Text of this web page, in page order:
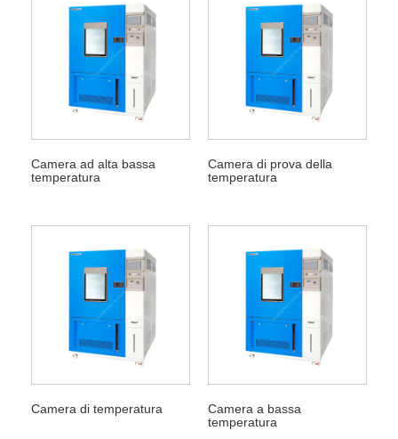
Camera ad alta bassa
temperatura
Camera di prova della
temperatura
Camera di temperatura
Camera a bassa
temperatura